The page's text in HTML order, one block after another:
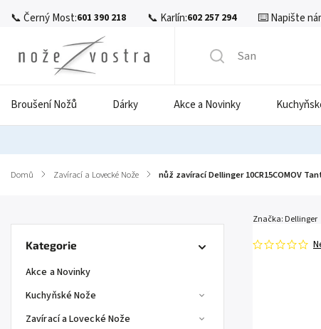
📞 Černý Most:601 390 218 📞 Karlín:602 257 294 ⌨️ Napište
Broušení Nožů Dárky Akce a Novinky
Domů / Zavírací a Lovecké Nože / nůž zavírací Dellinger 10CR15COMOV
Kategorie
Akce a Novinky
Kuchyňské Nože
Zavírací a Lovecké Nože
Značka: Dellinger